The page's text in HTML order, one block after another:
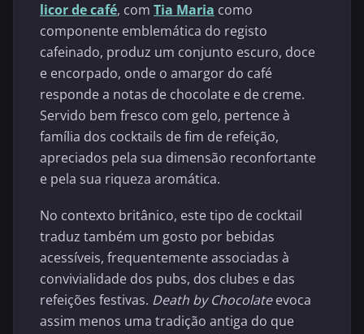
licor de café, com Tia Maria como
componente emblemática do registo
cafeinado, produz um conjunto escuro, doce
e encorpado, onde o amargor do café
responde a notas de chocolate e de creme.
Servido bem fresco com gelo, pertence à
família dos cocktails de fim de refeição,
apreciados pela sua dimensão reconfortante
e pela sua riqueza aromática.
No contexto britânico, este tipo de cocktail
traduz também um gosto por bebidas
acessíveis, frequentemente associadas à
convivialidade dos pubs, dos clubes e das
refeições festivas. Death by Chocolateevoca
assim menos uma tradição antiga do que